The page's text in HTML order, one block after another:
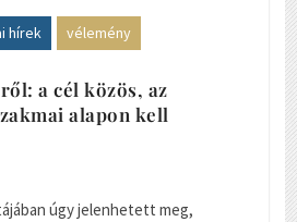
hírek vélemény
a cél közös, az
alapon kell
úgy jelenhetett meg,